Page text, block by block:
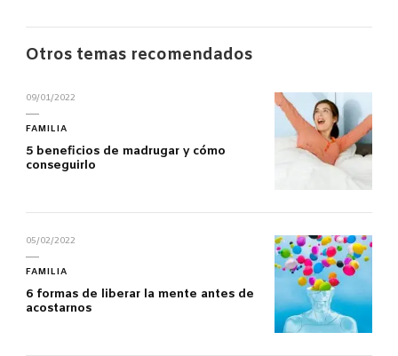
Otros temas recomendados
09/01/2022
FAMILIA
5 beneficios de madrugar y cómo
conseguirlo
05/02/2022
FAMILIA
6 formas de liberar la mente antes de
acostarnos